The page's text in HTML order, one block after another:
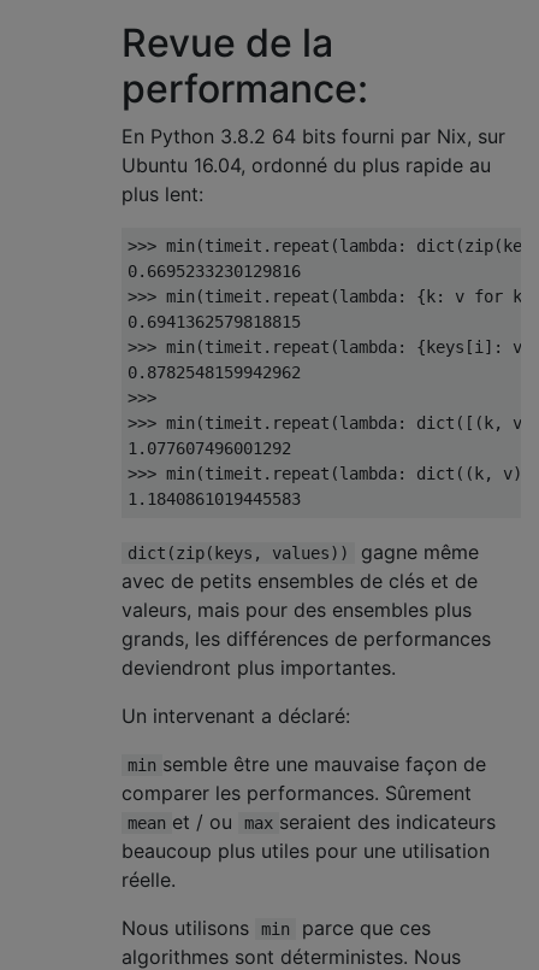
Revue de la
performance:
En Python 3.8.2 64 bits fourni par Nix, sur
Ubuntu 16.04, ordonné du plus rapide au
plus lent:
>>> min (timeit . repeat (lambda: dict (zip(
0.6695233230129816
>>> min (timeit . repeat (lambda: { k: v for k
0.6941362579818815
>>> min (timeit . repeat (lambda: { keys [i ]:
0.8782548159942962
>>>
>>> min (timeit . repeat (lambda: dict ([( k, v
1.077607496001292
>>> min (timeit . repeat (lambda: dict (( k, v)
1.1840861019445583
dict(zip(keys, values))
gagne même
avec de petits ensembles de clés et de
valeurs, mais pour des ensembles plus
grands, les différences de performances
deviendront plus importantes.
Un intervenant a déclaré:
min semble être une mauvaise façon de
comparer les performances. Sûrement
mean et / ou max seraient des indicateurs
beaucoup plus utiles pour une utilisation
réelle.
Nous utilisons
min
parce que ces
algorithmes sont déterministes. Nous